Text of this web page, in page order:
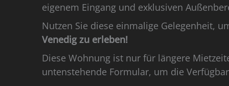
eigenem Eingang und exklusiven
Nutzen Sie diese einmalige Gelegenheit,
Venedig zu erleben!
Diese Wohnung ist nur für längere
untenstehende Formular, um die